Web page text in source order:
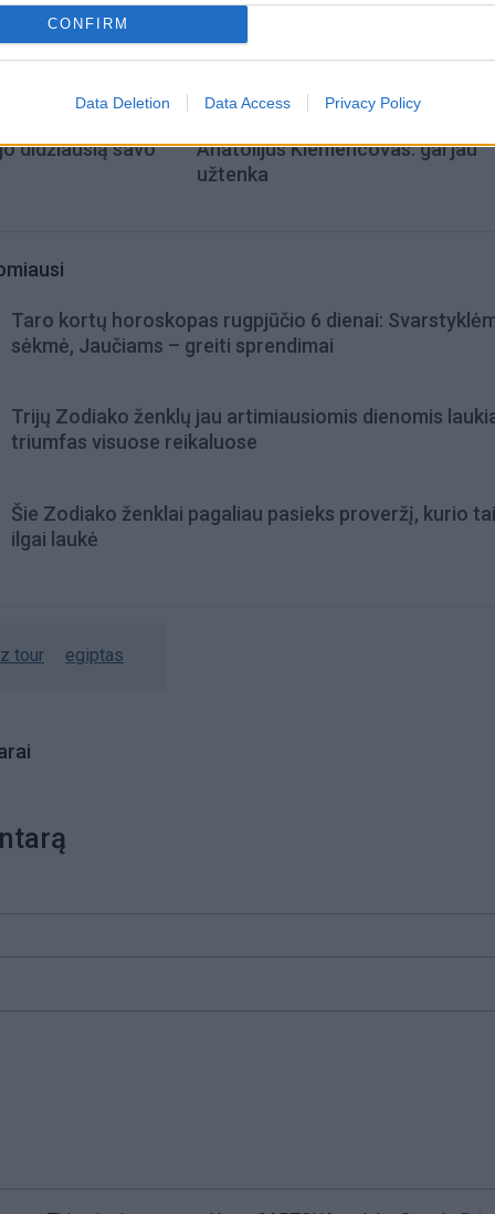
CONFIRM
Data Deletion Data Access Privacy Policy
didžiausią savo
Anatolijus Klemencovas: gal jau
užtenka
Taro kortų horoskopas rugpjūčio 6 dienai:
sėkmė, Jaučiams – greiti sprendimai
Trijų Zodiako ženklų jau artimiausiomis dienomis
triumfas visuose reikaluose
Šie Zodiako ženklai pagaliau pasieks proveržį, kurio
ilgai laukė
tour egiptas